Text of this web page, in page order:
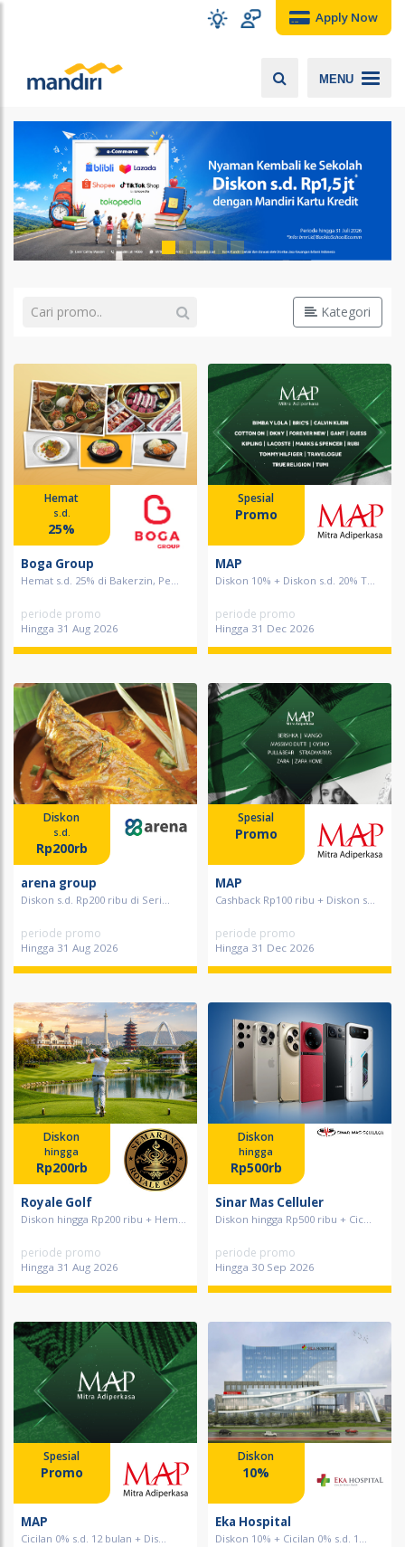
Apply Now
MENU
Kategori
Hemat
s.d.
25%
Boga Group
Hemat s.d. 25% di Bakerzin, Pe...
periode promo
Hingga 31 Aug 2026
Spesial
Promo
MAP
Diskon 10% + Diskon s.d. 20% T...
periode promo
Hingga 31 Dec 2026
Diskon
s.d.
Rp200rb
arena group
Diskon s.d. Rp200 ribu di Seri...
periode promo
Hingga 31 Aug 2026
Spesial
Promo
MAP
Cashback Rp100 ribu + Diskon s...
periode promo
Hingga 31 Dec 2026
Diskon
hingga
Rp200rb
Royale Golf
Diskon hingga Rp200 ribu + Hem...
periode promo
Hingga 31 Aug 2026
Diskon
hingga
Rp500rb
Sinar Mas Celluler
Diskon hingga Rp500 ribu + Cic...
periode promo
Hingga 30 Sep 2026
Spesial
Promo
MAP
Cicilan 0% s.d. 12 bulan + Dis...
Diskon
10%
Eka Hospital
Diskon 10% + Cicilan 0% s.d. 1...